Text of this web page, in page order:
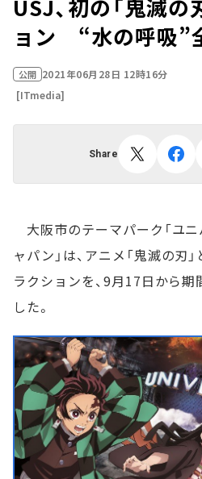
USJ、初の「鬼滅の
ョン “水の呼吸”
公開 2021年06月28日 12時16分
[ITmedia]
Share
大阪市のテーマパーク「ユニ
ャパン」は、アニメ「鬼滅の刃
ラクションを、9月17日から
した。